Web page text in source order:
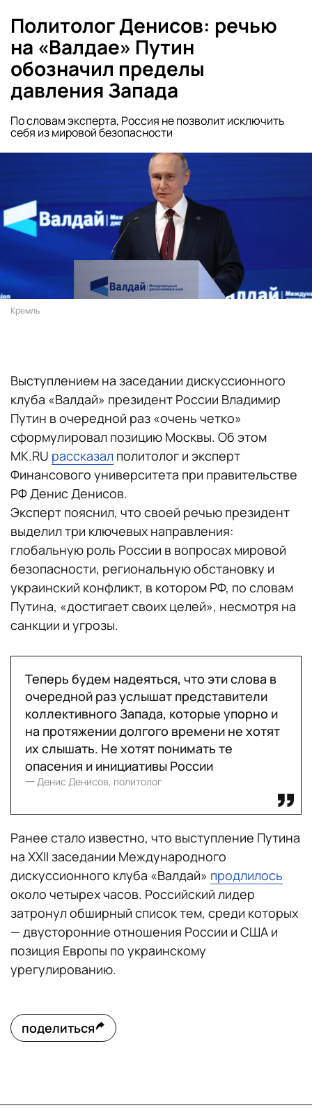
Политолог Денисов: речью
на «Валдае» Путин
обозначил пределы
давления Запада
По словам эксперта, Россия не позволит исключить
себя из мировой безопасности
Кремль
Выступлением на заседании дискуссионного
клуба «Валдай» президент России Владимир
Путин в очередной раз «очень четко»
сформулировал позицию Москвы. Об этом
MK.RU рассказал политолог и эксперт
Финансового университета при правительстве
РФ Денис Денисов.
Эксперт пояснил, что своей речью президент
выделил три ключевых направления:
глобальную роль России в вопросах мировой
безопасности, региональную обстановку и
украинский конфликт, в котором РФ, по словам
Путина, «достигает своих целей», несмотря на
санкции и угрозы.
Теперь будем надеяться, что эти слова в
очередной раз услышат представители
коллективного Запада, которые упорно и
на протяжении долгого времени не хотят
их слышать. Не хотят понимать те
опасения и инициативы России
一 Денис Денисов, политолог
Ранее стало известно, что выступление Путина
на XXII заседании Международного
дискуссионного клуба «Валдай» продлилось
около четырех часов. Российский лидер
затронул обширный список тем, среди которых
— двусторонние отношения России и США и
позиция Европы по украинскому
урегулированию.
поделиться